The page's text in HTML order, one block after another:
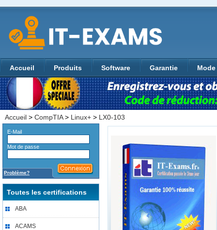
Accueil Produits Software Garantie
Accueil > CompTIA> Linux+ > LX0-103
E-Mail
Mot de passe
Problème?
Toutes les certifications
ABA
ACAMS